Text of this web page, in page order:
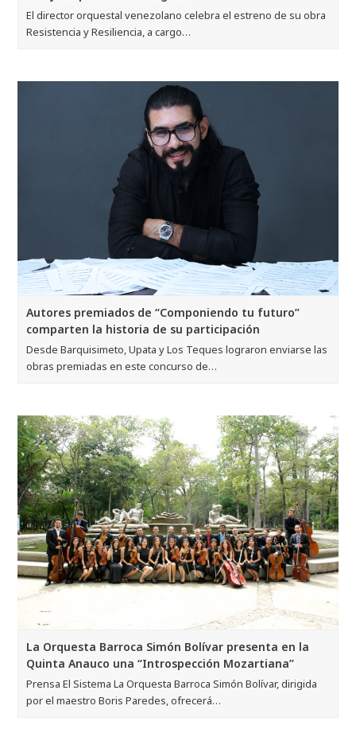
El director orquestal venezolano celebra el estreno de su obra
Resistencia y Resiliencia, a cargo…
Autores premiados de “Componiendo tu futuro”
comparten la historia de su participación
Desde Barquisimeto, Upata y Los Teques lograron enviarse las
obras premiadas en este concurso de…
La Orquesta Barroca Simón Bolívar presenta en la
Quinta Anauco una “Introspección Mozartiana”
Prensa El Sistema La Orquesta Barroca Simón Bolívar, dirigida
por el maestro Boris Paredes, ofrecerá…